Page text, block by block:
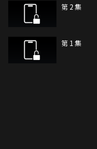
第 2 集
第 1 集